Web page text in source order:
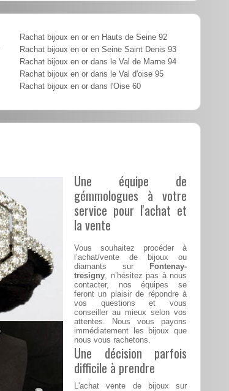
Rachat bijoux en or en Hauts de Seine 92
Rachat bijoux en or en Seine Saint Denis 93
Rachat bijoux en or dans le Val de Marne 94
Rachat bijoux en or dans le Val d'oise 95
Rachat bijoux en or dans l'Oise 60
Une équipe de
gémmologues à votre
service pour l'achat et
la vente
Vous souhaitez procéder à
l’achat/vente de bijoux ou
diamants sur
Fontenay-
tresigny, n’hésitez pas à nous
contacter, nos équipes se
feront un plaisir de répondre à
vos questions et vous
conseiller au mieux selon vos
attentes. Nous vous payons
immédiatement les bijoux que
nous vous rachetons.
Une décision parfois
difficile à prendre
L'achat vente de bijoux sur